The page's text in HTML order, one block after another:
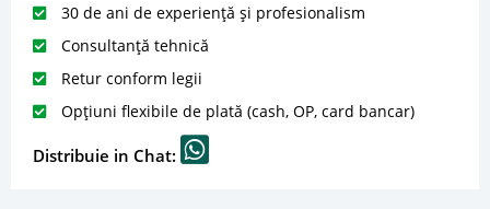
30 de ani de experiență și profesionalism
Consultanță tehnică
Retur conform legii
Opțiuni flexibile de plată (cash, OP, card bancar)
Distribuie in Chat: